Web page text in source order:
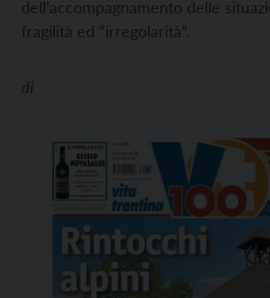
dell’accompagnamento delle
fragilità ed “irregolarità”.
di